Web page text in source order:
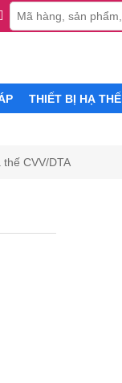
THIẾT BỊ HẠ THẾ
thế CVV/DTA